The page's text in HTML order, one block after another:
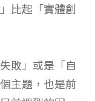
比起「實體創
敗」或是「自
主題，也是前